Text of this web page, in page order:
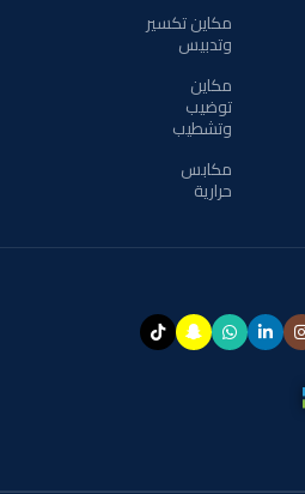
مكاين تكسير
وتدبيس
مكاين
توضيب
وتشطيب
مكابس
حرارية